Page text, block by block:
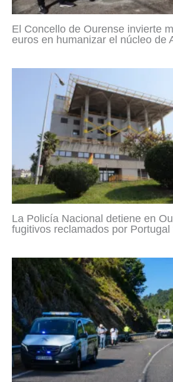
El Concello de Ourense invierte
euros en humanizar el núcleo de
La Policía Nacional detiene en
fugitivos reclamados por Portugal